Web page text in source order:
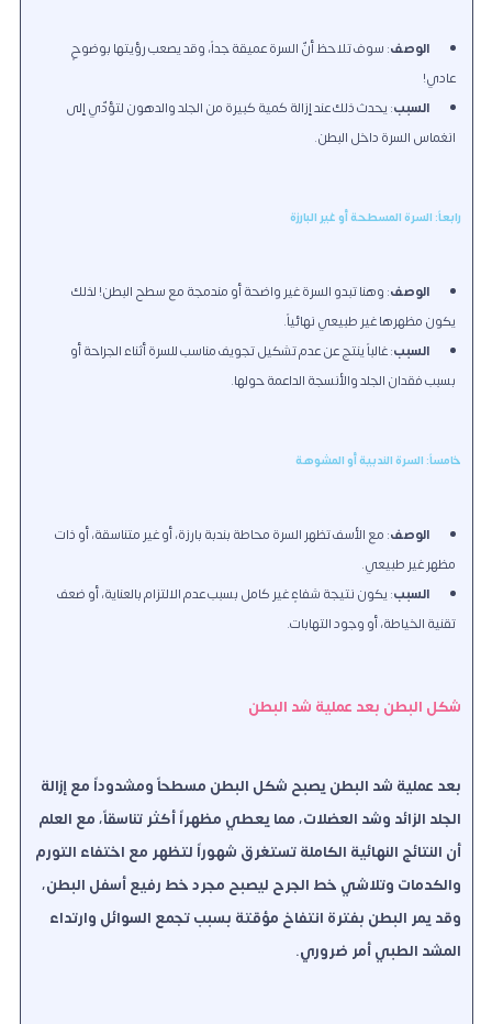
الوصف: سوف تلاحظ أنّ السرة عميقة جداً، وقد يصعب رؤيتها بوضوحٍ
عادي!
السبب: يحدث ذلك عند إزالة كمية كبيرة من الجلد والدهون لتؤدّي إلى
انغماس السرة داخل البطن.
رابعاً: السرة المسطحة أو غير البارزة
الوصف: وهنا تبدو السرة غير واضحة أو مندمجة مع سطح البطن! لذلك
يكون مظهرها غير طبيعي نهائياً.
السبب: غالباً ينتج عن عدم تشكيل تجويف مناسب للسرة أثناء الجراحة أو
بسبب فقدان الجلد والأنسجة الداعمة حولها.
خامساً: السرة الندبية أو المشوهة
الوصف: مع الأسف تظهر السرة محاطة بندبة بارزة، أو غير متناسقة، أو ذات
مظهر غير طبيعي.
السبب: يكون نتيجة شفاءٍ غير كامل بسبب عدم الالتزام بالعناية، أو ضعف
تقنية الخياطة، أو وجود التهابات.
شكل البطن بعد عملية شد البطن
بعد عملية شد البطن يصبح شكل البطن مسطحاً ومشدوداً مع إزالة
الجلد الزائد وشد العضلات، مما يعطي مظهراً أكثر تناسقاً، مع العلم
أن النتائج النهائية الكاملة تستغرق شهوراً لتظهر مع اختفاء التورم
والكدمات وتلاشي خط الجرح ليصبح مجرد خط رفيع أسفل البطن،
وقد يمر البطن بفترة انتفاخ مؤقتة بسبب تجمع السوائل وارتداء
المشد الطبي أمر ضروري.